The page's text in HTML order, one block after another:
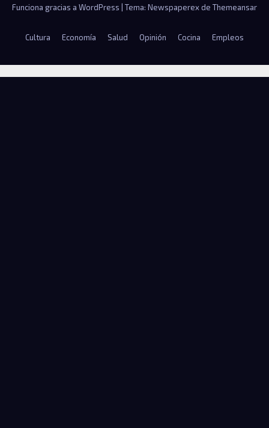
Funciona gracias a WordPress Tema: Newspaperex de Themeansar
Cultura Economía Salud Opinión Cocina Empleos